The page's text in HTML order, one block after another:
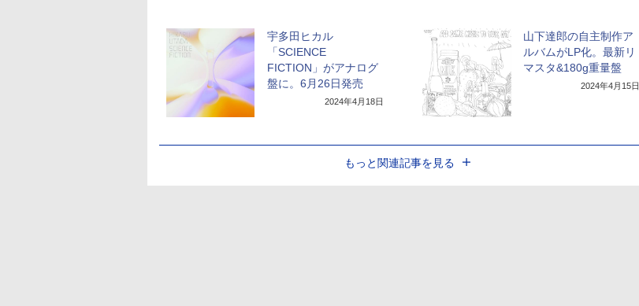
宇多田ヒカル
「SCIENCE
FICTION」がアナログ
盤に。6月26日発売
2024年4月18日
山下達郎の自主制作ア
ルバムがLP化。最新リ
マスタ&180g重量盤
2024年4月15日
もっと関連記事を見る